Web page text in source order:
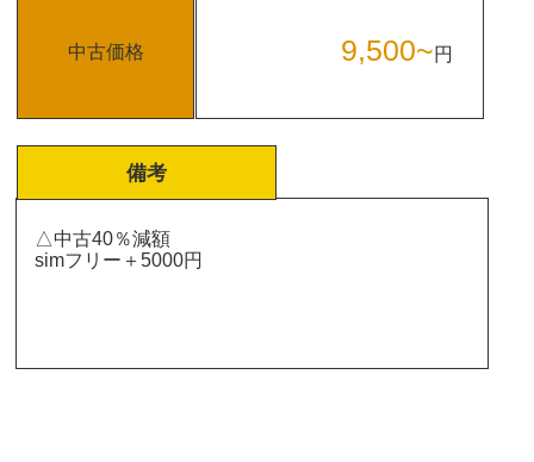
中古価格 9,500~円
備考
△中古40％減額
simフリー＋5000円